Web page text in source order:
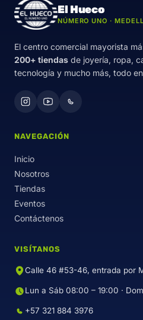
El Hueco
NÚMERO UNO ·
El centro comercial mayorista
200+ tiendas de joyería, ropa,
tecnología y mucho más, todo
NAVEGACIÓN
Inicio
Nosotros
Tiendas
Eventos
Contáctenos
VISÍTANOS
Calle 46 #53-46, entrada por
Lun a Sáb 08:00 – 19:00 ·
+57 321 884 3976